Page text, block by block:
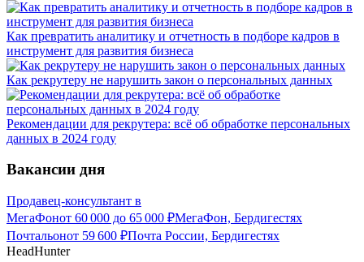
Как превратить аналитику и отчетность в подборе кадров в
инструмент для развития бизнеса
Как рекрутеру не нарушить закон о персональных данных
Рекомендации для рекрутера: всё об обработке персональных
данных в 2024 году
Вакансии дня
Продавец-консультант в
МегаФонот 60 000 до 65 000 ₽МегаФон, Бердигестях
Почтальонот 59 600 ₽Почта России, Бердигестях
HeadHunter